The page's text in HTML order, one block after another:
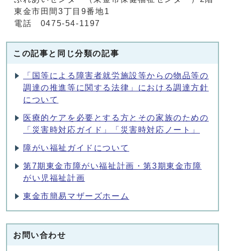
東金市田間3丁目9番地1
電話 0475-54-1197
この記事と同じ分類の記事
「国等による障害者就労施設等からの物品等の
調達の推進等に関する法律」における調達方針
について
医療的ケアを必要とする方とその家族のための
「災害時対応ガイド」「災害時対応ノート」
障がい福祉ガイドについて
第7期東金市障がい福祉計画・第3期東金市障
がい児福祉計画
東金市簡易マザーズホーム
お問い合わせ